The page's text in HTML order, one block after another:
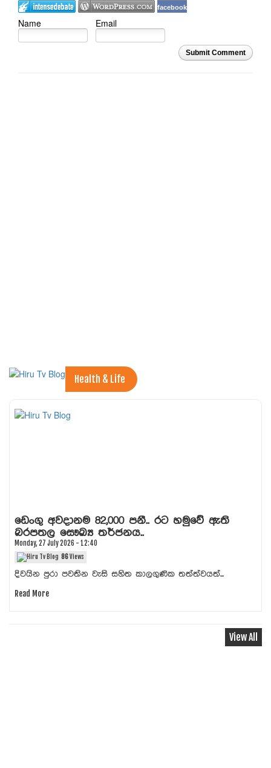
facebook
Name Email
Submit Comment
Health & Life
ඔබත් දිනකට පැය 6කට වඩා අඩු නින්දක්
කෙනෙක්ද? අඩු නින්ද මානසික අවපීඩනයට
දරුණු රෝග රැසකට මුල පුරයි...
Sunday, 26 July 2026 - 19:28
Views
View All